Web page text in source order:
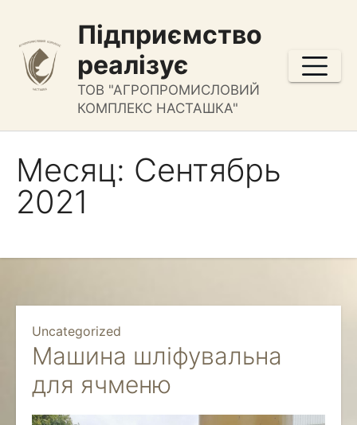
содержимомуПідприємство
реалізує
ТОВ "АГРОПРОМИСЛОВИЙ
КОМПЛЕКС НАСТАШКА"
Месяц: Сентябрь
2021
Uncategorized
Машина шліфувальна
для ячменю